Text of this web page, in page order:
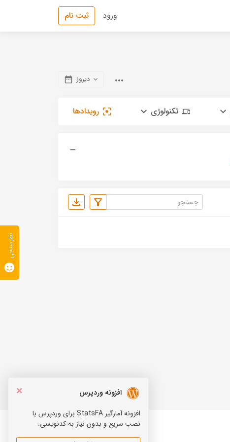
ورود ثبت نام
دیروز
تکنولوژی رویدادها
—
×
افزونه وردپرس
افزونه آمارگیر StatsFA برای وردپرس با
نصب سریع و بدون نیاز به کدنویسی.
نظرسنجی